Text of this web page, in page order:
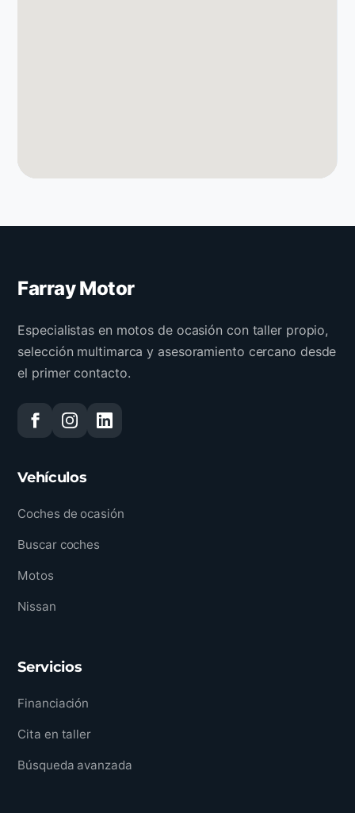
Farray Motor
Especialistas en motos de ocasión con taller propio,
selección multimarca y asesoramiento cercano desde
el primer contacto.
Vehículos
Coches de ocasión
Buscar coches
Motos
Nissan
Servicios
Financiación
Cita en taller
Búsqueda avanzada